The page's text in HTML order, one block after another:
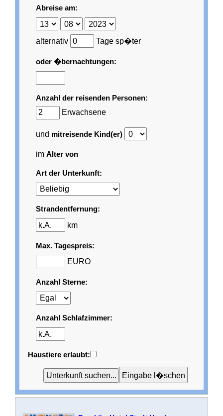
Abreise am:
alternativ Tage sp�ter
oder �bernachtungen:
Anzahl der reisenden Personen:
Erwachsene
und mitreisende Kind(er)
imAlter von
Art der Unterkunft:
Strandentfernung:
km
Max. Tagespreis:
EURO
Anzahl Sterne:
Anzahl Schlafzimmer:
Haustiere erlaubt: